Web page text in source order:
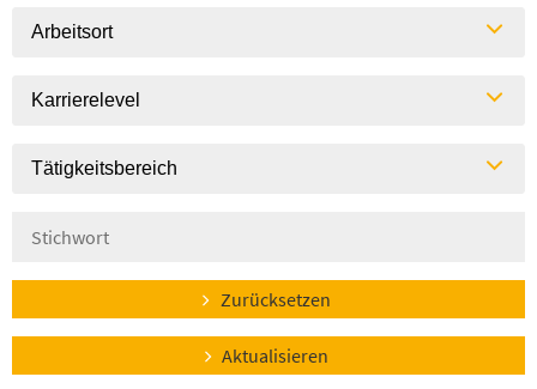
Arbeitsort
Karrierelevel
Tätigkeitsbereich
Zurücksetzen
Aktualisieren